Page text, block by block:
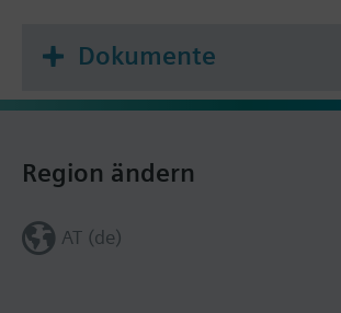
Dokumente
Region ändern
AT (de)